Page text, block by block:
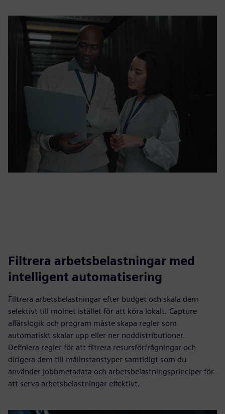
Filtrera arbetsbelastningar med
intelligent automatisering
Filtrera arbetsbelastningar efter budget och skala dem
selektivt till molnet istället för att köra lokalt. Capture
affärslogik och program måste skapa regler som
automatiskt skalar upp eller ner noddistributioner.
Definiera regler för att filtrera resursförfrågningar och
dirigera dem till målinstanstyper samtidigt som du
använder jobbmetadata och arbetsbelastningsprinciper för
att serva arbetsbelastningar effektivt.